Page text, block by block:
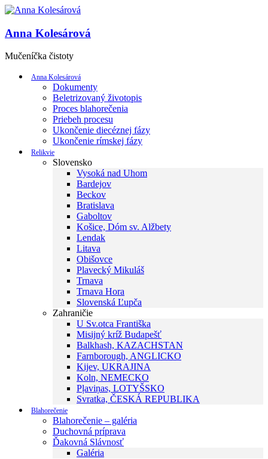
Anna Kolesárová
Mučeníčka čistoty
Anna Kolesárová
Dokumenty
Beletrizovaný životopis
Proces blahorečenia
Priebeh procesu
Ukončenie diecéznej fázy
Ukončenie rímskej fázy
Relikvie
Slovensko
Vysoká nad Uhom
Bardejov
Beckov
Bratislava
Gaboltov
Košice, Dóm sv. Alžbety
Lendak
Litava
Obišovce
Plavecký Mikuláš
Trnava
Trnava Hora
Slovenská Ľupča
Zahraničie
U Sv.otca Františka
Misijný kríž Budapešť
Balkhash, KAZACHSTAN
Farnborough, ANGLICKO
Kijev, UKRAJINA
Koln, NEMECKO
Pļaviņas, LOTYŠSKO
Svratka, ČESKÁ REPUBLIKA
Blahorečenie
Blahorečenie – galéria
Duchovná príprava
Ďakovná Slávnosť
Galéria